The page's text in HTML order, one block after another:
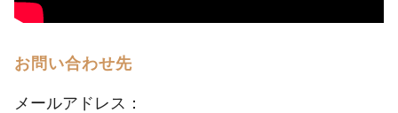
お問い合わせ先
メールアドレス：